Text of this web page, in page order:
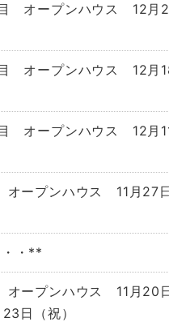
オープンハウス 12月
オープンハウス 12月18
オープンハウス 12月11
ープンハウス 11月27
・**
ープンハウス 11月20
日（祝）